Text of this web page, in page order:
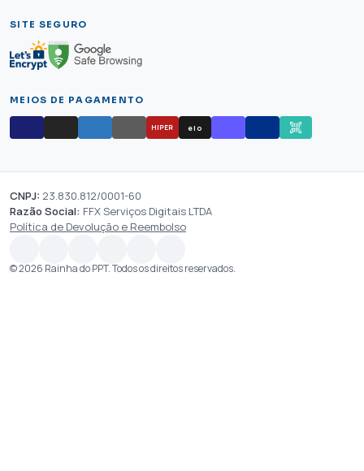
SITE SEGURO
MEIOS DE PAGAMENTO
HIPER elo
CNPJ: 23.830.812/0001-60
Razão Social: FFX Serviços Digitais LTDA
Política de Devolução e Reembolso
© 2026 Rainha do PPT. Todos os direitos reservados.